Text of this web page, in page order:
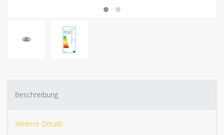
Beschreibung
Weitere Details